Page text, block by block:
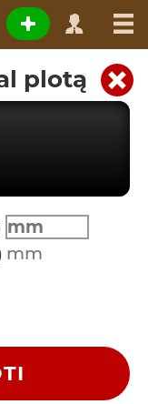
plotą